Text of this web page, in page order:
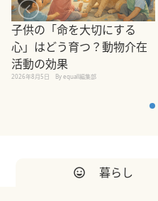
子供の「命を大切にする
心」はどう育つ？動物介在
活動の効果
2026年8月5日 By equall編集部
暮らし